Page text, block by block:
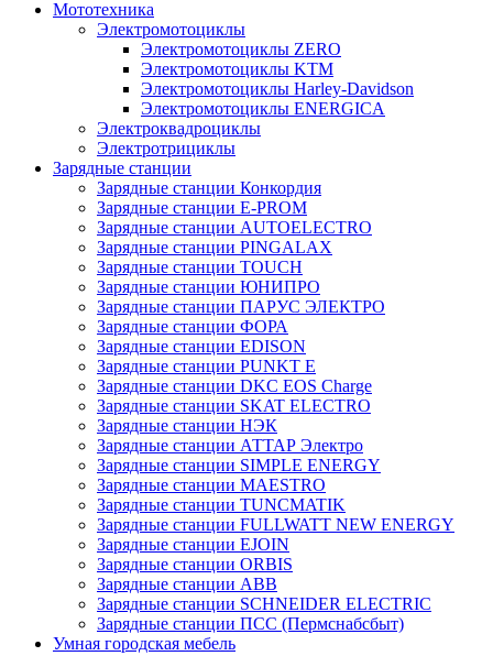
Мототехника
Электромотоциклы
Электромотоциклы ZERO
Электромотоциклы KTM
Электромотоциклы Harley-Davidson
Электромотоциклы ENERGICA
Электроквадроциклы
Электротрициклы
Зарядные станции
Зарядные станции Конкордия
Зарядные станции E-PROM
Зарядные станции AUTOELECTRO
Зарядные станции PINGALAX
Зарядные станции TOUCH
Зарядные станции ЮНИПРО
Зарядные станции ПАРУС ЭЛЕКТРО
Зарядные станции ФОРА
Зарядные станции EDISON
Зарядные станции PUNKT E
Зарядные станции DKC EOS Charge
Зарядные станции SKAT ELECTRO
Зарядные станции НЭК
Зарядные станции АТТАР Электро
Зарядные станции SIMPLE ENERGY
Зарядные станции MAESTRO
Зарядные станции TUNCMATIK
Зарядные станции FULLWATT NEW ENERGY
Зарядные станции EJOIN
Зарядные станции ORBIS
Зарядные станции ABB
Зарядные станции SCHNEIDER ELECTRIC
Зарядные станции ПСС (Пермснабсбыт)
Умная городская мебель